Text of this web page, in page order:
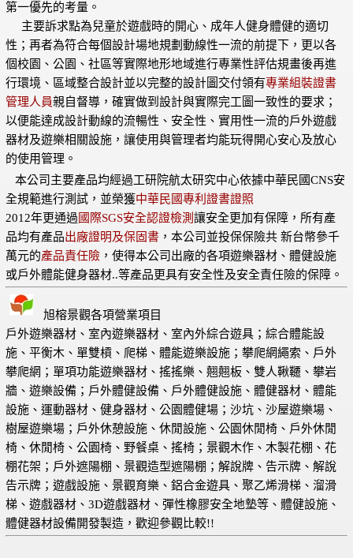
第一優先的考量。
主要訴求點為兒童於遊戲時的開心、成年人健身體健的適切
性；再者為符合每個設計場地規劃動線性一流的前提下，更以各
個校園、公園、社區等實際地形地域進行專業性評估規畫後再進
行環境、區域整合設計並以完整的設計圖交付領有專業組裝證書
管理人員親自督導，確實做到設計與實際完工圖一致性的要求；
以便能達成設計動線的流暢性、安全性、實用性一流的戶外遊戲
器材及遊樂相關設施，讓使用與管理者均能玩得開心安心及放心
的使用管理。
本公司主要產品均經過工研院航太研究中心依據中華民國CNS安
全規範進行測試，並榮獲中華民國專利證書證照
2012年更通過 國際SGS安全認證檢測讓安全更加有保障，所有產
品均有產品出廠證明及保固書 ，本公司並投保保險共 新台幣參千
萬元的產品責任險 ，使得本公司出廠的各項遊樂器材、體健設施
或戶外體能健身器材..等產品更具有安全性及安全責任險的保障。
旭榕景觀各項營業項目
戶外遊樂器材、室內遊樂器材、室內外綜合遊具；綜合體能設
施、平衡木、單雙槓、爬梯、體能遊樂設施；攀爬網繩索、戶外
攀爬網；單項功能遊樂器材、搖搖樂、翹翹板、雙人鞦韆、攀岩
牆、遊樂設備；戶外體健設備、戶外體健設施、體健器材、體能
設施、運動器材、健身器材、公園體健場；沙坑、沙屋遊樂場、
樹屋遊樂場；戶外休憩設施、休閒設施、公園休閒椅、戶外休閒
椅、休閒椅、公園椅、野餐桌、搖椅；景觀木作、木製花棚、花
棚花架；戶外遮陽棚、景觀造型遮陽棚；解說牌、告示牌、解說
告示牌；遊戲設施、景觀育樂、鋁合金遊具、聚乙烯滑梯、溜滑
梯、遊戲器材、3D遊戲器材、彈性橡膠安全地墊等、體健設施、
體健器材設備開發製造，歡迎參觀比較!!